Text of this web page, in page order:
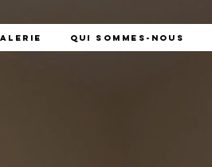
Qui sommes-nous